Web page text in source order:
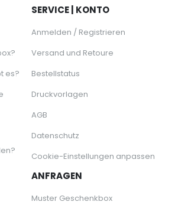
es?
SERVICE | KONTO
Anmelden / Registrieren
Versand und Retoure
Bestellstatus
Druckvorlagen
AGB
Datenschutz
Cookie-Einstellungen anpassen
ANFRAGEN
Muster Geschenkbox